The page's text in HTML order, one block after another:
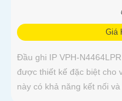
Giá
Đầu ghi IP VPH-
được thiết kế đặc biệt cho
này có khả năng kết nối và